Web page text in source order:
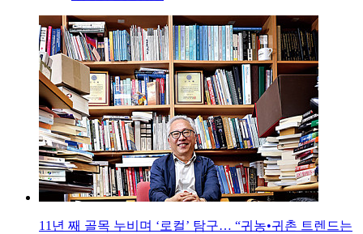
11년 째 골목 누비며 ‘로컬’ 탐구… “귀농•귀촌 트렌드는